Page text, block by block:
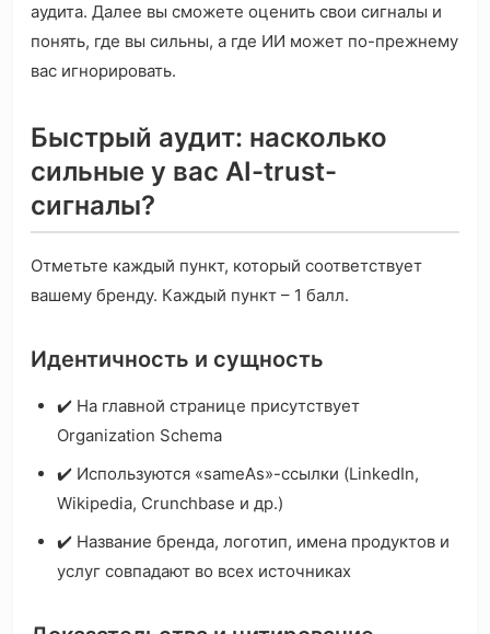
аудита. Далее вы сможете оценить свои сигналы и
понять, где вы сильны, а где ИИ может по-прежнему
вас игнорировать.
Быстрый аудит: насколько
сильные у вас AI-trust-
сигналы?
Отметьте каждый пункт, который соответствует
вашему бренду. Каждый пункт – 1 балл.
Идентичность и сущность
✔️ На главной странице присутствует
Organization Schema
✔️ Используются «sameAs»-ссылки (LinkedIn,
Wikipedia, Crunchbase и др.)
✔️ Название бренда, логотип, имена продуктов и
услуг совпадают во всех источниках